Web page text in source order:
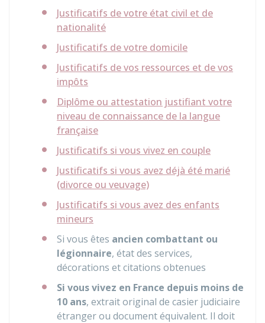
Justificatifs de votre état civil et de
nationalité
Justificatifs de votre domicile
Justificatifs de vos ressources et de vos
impôts
Diplôme ou attestation justifiant votre
niveau de connaissance de la langue
française
Justificatifs si vous vivez en couple
Justificatifs si vous avez déjà été marié
(divorce ou veuvage)
Justificatifs si vous avez des enfants
mineurs
Si vous êtes ancien combattant ou
légionnaire, état des services,
décorations et citations obtenues
Si vous vivez en France depuis moins de
10 ans, extrait original de casier judiciaire
étranger ou document équivalent. Il doit